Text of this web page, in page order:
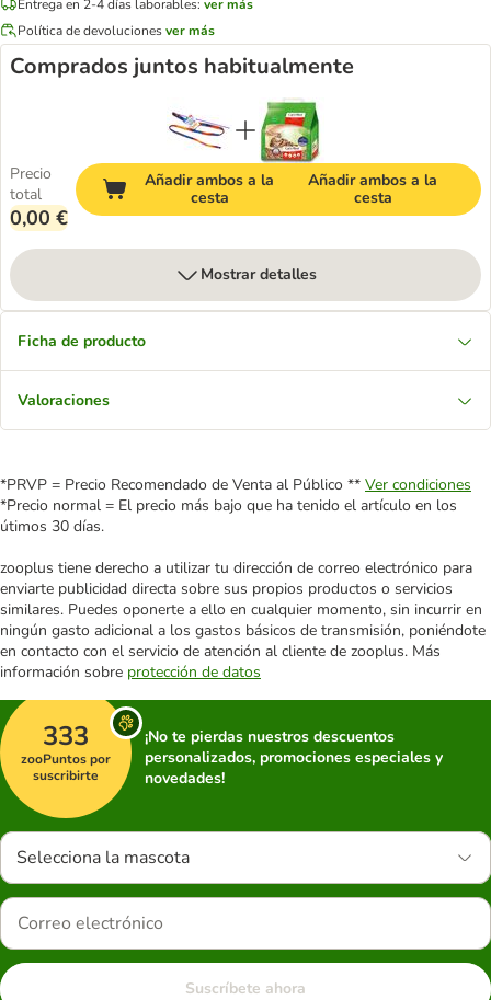
Entrega en 2-4 días laborables: ver más
Política de devolucionesver más
Comprados juntos habitualmente
Precio
total
0,00 €
Añadir ambos a la
cesta
Añadir ambos a la
cesta
Mostrar detalles
Ficha de producto
Valoraciones
*PRVP = Precio Recomendado de Venta al Público ** Ver condiciones
*Precio normal = El precio más bajo que ha tenido el artículo en los
útimos 30 días.
zooplus tiene derecho a utilizar tu dirección de correo electrónico para
enviarte publicidad directa sobre sus propios productos o servicios
similares. Puedes oponerte a ello en cualquier momento, sin incurrir en
ningún gasto adicional a los gastos básicos de transmisión, poniéndote
en contacto con el servicio de atención al cliente de zooplus. Más
información sobre protección de datos
333
zooPuntos por
suscribirte
¡No te pierdas nuestros descuentos
personalizados, promociones especiales y
novedades!
Selecciona la mascota
Suscríbete ahora